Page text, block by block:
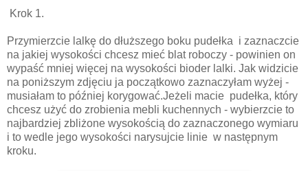
Krok 1.
Przymierzcie lalkę do dłuższego boku pudełka i zaznaczcie
na jakiej wysokości chcesz mieć blat roboczy - powinien on
wypaść mniej więcej na wysokości bioder lalki. Jak widzicie
na poniższym zdjęciu ja początkowo zaznaczyłam wyżej -
musiałam to później korygować.Jeżeli macie pudełka, który
chcesz użyć do zrobienia mebli kuchennych - wybierzcie to
najbardziej zbliżone wysokością do zaznaczonego wymiaru
i to wedle jego wysokości narysujcie linie w następnym
kroku.